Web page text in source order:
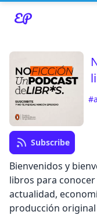
Read about our
Subscribe
Bienvenidos y
libros para
actualidad,
producción